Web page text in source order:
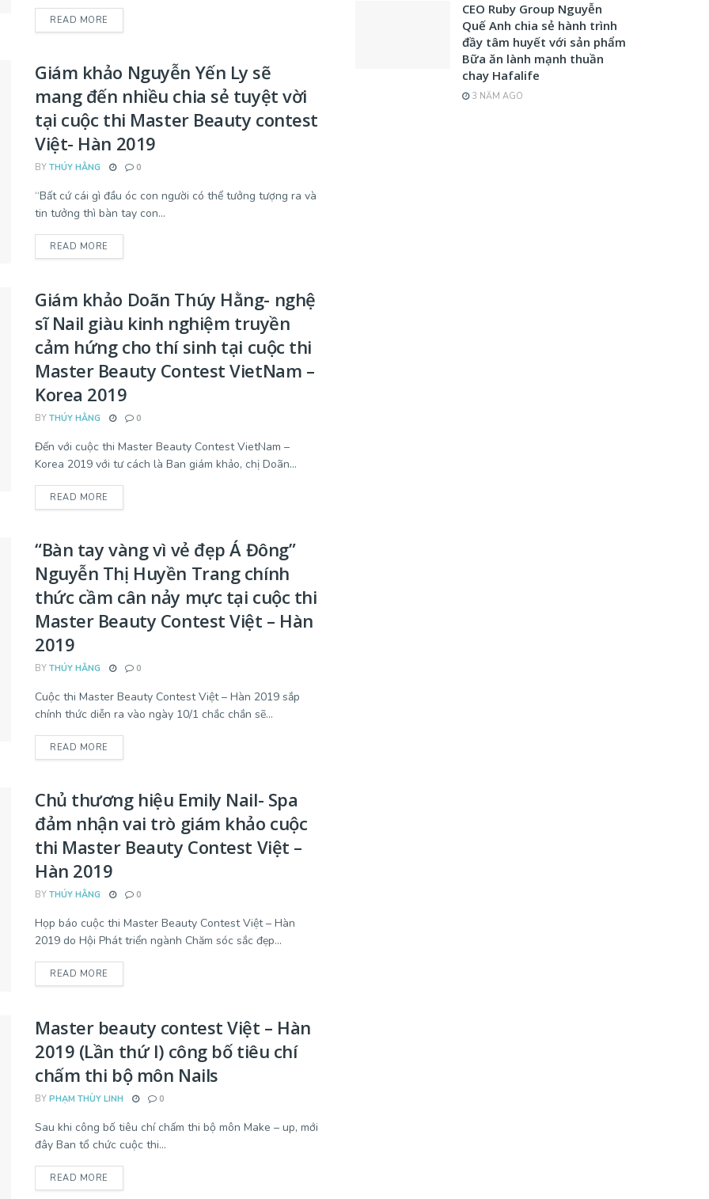
READ MORE
Giám khảo Nguyễn Yến Ly sẽ
mang đến nhiều chia sẻ tuyệt vời
tại cuộc thi Master Beauty contest
Việt- Hàn 2019
BY THÚY HẰNG 0
“Bất cứ cái gì đầu óc con người có thể tưởng tượng ra và
tin tưởng thì bàn tay con...
READ MORE
Giám khảo Doãn Thúy Hằng- nghệ
sĩ Nail giàu kinh nghiệm truyền
cảm hứng cho thí sinh tại cuộc thi
Master Beauty Contest VietNam –
Korea 2019
BY THÚY HẰNG 0
Đến với cuộc thi Master Beauty Contest VietNam –
Korea 2019 với tư cách là Ban giám khảo, chị Doãn...
READ MORE
“Bàn tay vàng vì vẻ đẹp Á Đông”
Nguyễn Thị Huyền Trang chính
thức cầm cân nảy mực tại cuộc thi
Master Beauty Contest Việt – Hàn
2019
BY THÚY HẰNG 0
Cuộc thi Master Beauty Contest Việt – Hàn 2019 sắp
chính thức diễn ra vào ngày 10/1 chắc chắn sẽ...
READ MORE
Chủ thương hiệu Emily Nail- Spa
đảm nhận vai trò giám khảo cuộc
thi Master Beauty Contest Việt –
Hàn 2019
BY THÚY HẰNG 0
Họp báo cuộc thi Master Beauty Contest Việt – Hàn
2019 do Hội Phát triển ngành Chăm sóc sắc đẹp...
READ MORE
Master beauty contest Việt – Hàn
2019 (Lần thứ I) công bố tiêu chí
chấm thi bộ môn Nails
BY PHẠM THÙY LINH 0
Sau khi công bố tiêu chí chấm thi bộ môn Make – up, mới
đây Ban tổ chức cuộc thi...
READ MORE
CEO Ruby Group Nguyễn
Quế Anh chia sẻ hành trình
đầy tâm huyết với sản phẩm
Bữa ăn lành mạnh thuần
chay Hafalife
3 NĂM AGO